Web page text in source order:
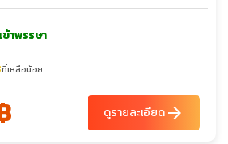
าพรรษา
ที่เหลือน้อย
ดูรายละเอียดarrow_forward